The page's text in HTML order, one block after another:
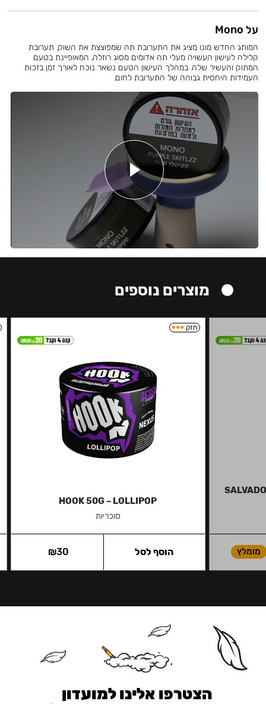
על Mono
המותג החדש מונו מציג את התערובת תה שמפוצצת את השוק. תערובת
קלילה לעישון העשויה מעלי תה אדומים מסוג רוזלה, המאופיינת בטעם
המתוק והעשיר שלה. במהלך העישון הטעם נשאר נוכח לאורך זמן בזכות
העמידות היחסית גבוהה של התערובת לחום.
מוצרים נוספים
מומלץ
חזק
HOOK 50G – LOLLIPOP
סוכריות
₪30 הוסף לסל
הצטרפו אלינו למועדון